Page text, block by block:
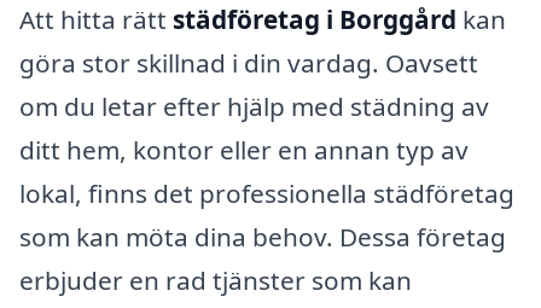
Att hitta rätt städföretag i Borggård kan
göra stor skillnad i din vardag. Oavsett
om du letar efter hjälp med städning av
ditt hem, kontor eller en annan typ av
lokal, finns det professionella städföretag
som kan möta dina behov. Dessa företag
erbjuder en rad tjänster som kan